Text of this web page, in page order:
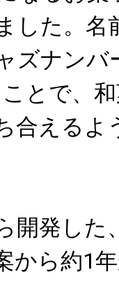
した。名
ズナンバ
とで、
合えるよ
開発した
から約1